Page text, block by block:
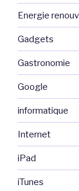
Energie
Gadgets
Gastronomie
Google
informatique
Internet
iPad
iTunes